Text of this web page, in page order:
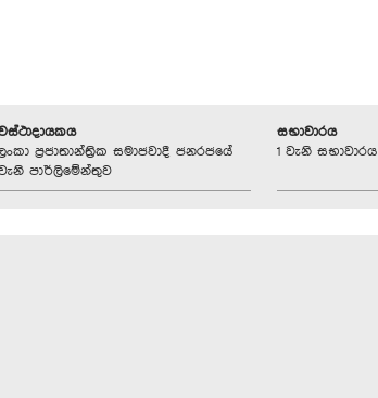
ප්‍රජාතාන්ත්‍රික සමාජවාදී ජනරජයේ
පාර්ලිමේන්තුව
සභාවාරය
1 වැනි සභාවාරය